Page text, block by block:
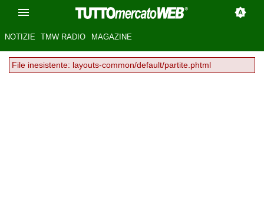
NOTIZIE TMW RADIO MAGAZINE
File inesistente: layouts-common/default/partite.phtml